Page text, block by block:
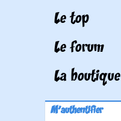
Le top
Le forum
La boutique
M'authentifier